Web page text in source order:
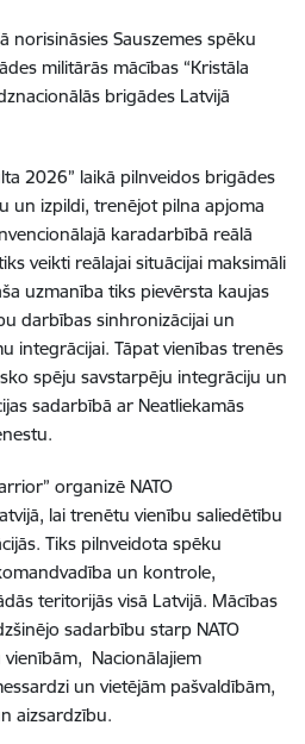
norisināsies Sauszemes spēku
militārās mācības “Kristāla
brigādes Latvijā
laikā pilnveidos brigādes
un izpildi, trenējot pilna apjoma
karadarbībā reālā
veikti reālajai situācijai maksimāli
uzmanība tiks pievērsta kaujas
darbības sinhronizācijai un
integrācijai. Tāpat vienības trenēs
spēju savstarpēju integrāciju un
sadarbībā ar Neatliekamās
organizē NATO
lai trenētu vienību saliedētību
Tiks pilnveidota spēku
un kontrole,
teritorijās visā Latvijā. Mācības
sadarbību starp NATO
Nacionālajiem
un vietējām pašvaldībām,
aizsardzību.